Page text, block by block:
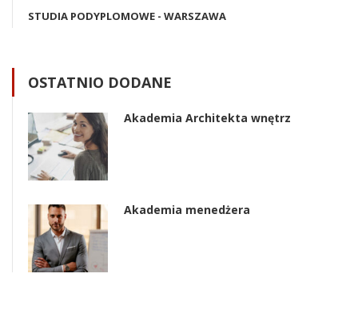
STUDIA PODYPLOMOWE - WARSZAWA
OSTATNIO DODANE
Akademia Architekta wnętrz
Akademia menedżera